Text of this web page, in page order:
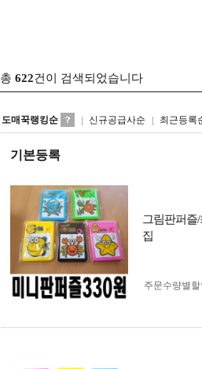
총 622건이 검색되었습니다
도매꾹랭킹순 신규공급사순 최근등록
기본등록
그림판퍼즐
집
주문수량별할